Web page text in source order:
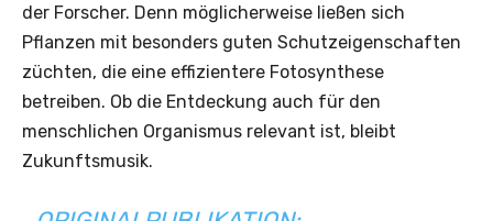
der Forscher. Denn möglicherweise ließen sich
Pflanzen mit besonders guten Schutzeigenschaften
züchten, die eine effizientere Fotosynthese
betreiben. Ob die Entdeckung auch für den
menschlichen Organismus relevant ist, bleibt
Zukunftsmusik.